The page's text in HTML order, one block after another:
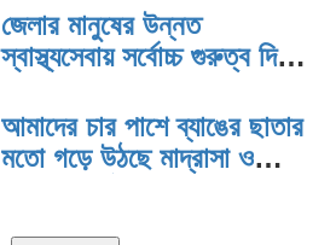
জেলার মানুষের উন্নত
স্বাস্থ্যসেবায় সর্বোচ্চ গুরুত্ব দিয়ে
আমাদের চার পাশে ব্যাঙের ছাতার
মতো গড়ে উঠছে মাদ্রাসা ও